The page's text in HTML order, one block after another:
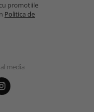
promotiile
Politica de
media